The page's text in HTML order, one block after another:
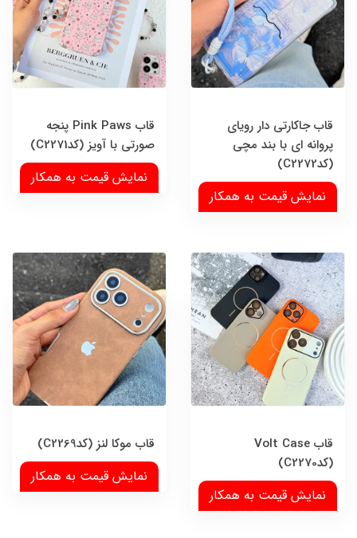
قاب جاکارتی دار رویای
پروانه ای با بند مچی
(کدC2272)
نمایش قیمت به همکار
قاب Pink Paws پنجه
صورتی با آویز (کدC2271)
نمایش قیمت به همکار
قاب Volt Case
(کدC2270)
نمایش قیمت به همکار
قاب موکا لنز (کدC2269)
نمایش قیمت به همکار